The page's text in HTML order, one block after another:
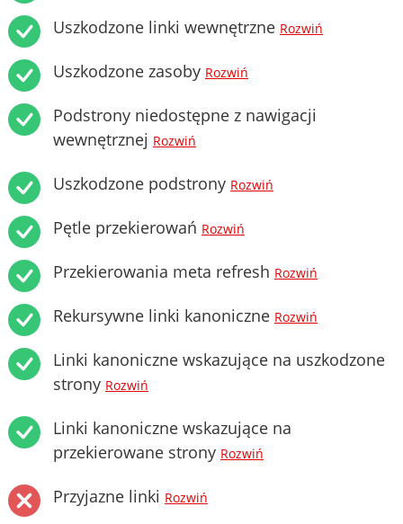
Uszkodzone linki wewnętrzne Rozwiń
Uszkodzone zasoby Rozwiń
Podstrony niedostępne z nawigacji
wewnętrznej Rozwiń
Uszkodzone podstrony Rozwiń
Pętle przekierowań Rozwiń
Przekierowania meta refresh Rozwiń
Rekursywne linki kanoniczne Rozwiń
Linki kanoniczne wskazujące na uszkodzone
strony Rozwiń
Linki kanoniczne wskazujące na
przekierowane strony Rozwiń
Przyjazne linki Rozwiń